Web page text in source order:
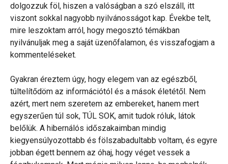
dolgozzuk föl, hiszen a valóságban a szó elszáll, itt
viszont sokkal nagyobb nyilvánosságot kap. Évekbe telt,
mire leszoktam arról, hogy megosztó témákban
nyilvánuljak meg a saját üzenőfalamon, és visszafogjam a
kommenteléseket.
Gyakran éreztem úgy, hogy elegem van az egészből,
túltelítődöm az információtól és a mások életétől. Nem
azért, mert nem szeretem az embereket, hanem mert
egyszerűen túl sok, TÚL SOK, amit tudok róluk, látok
belőlük. A hibernálós időszakaimban mindig
kiegyensúlyozottabb és fölszabadultabb voltam, és egyre
jobban égett bennem az óhaj, hogy véget vessek a